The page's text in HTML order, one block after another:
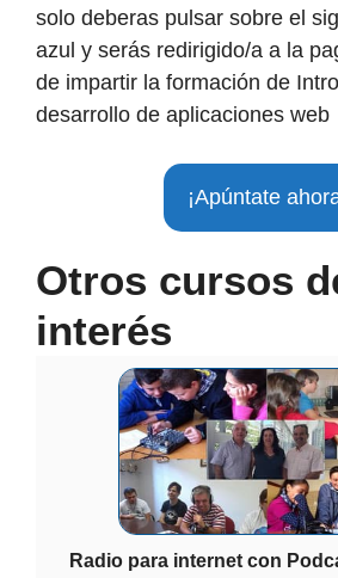
solo deberas pulsar sobre el
azul y serás redirigido/a a la
de impartir la formación de
desarrollo de aplicaciones web
¡Apúntate
Otros cursos
interés
Radio para internet con